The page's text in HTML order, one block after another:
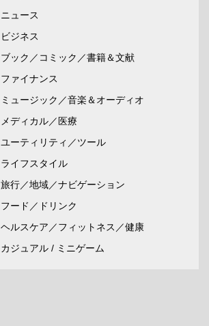
ニュース
ビジネス
ブック／コミック／書籍＆文献
ファイナンス
ミュージック／音楽＆オーディオ
メディカル／医療
ユーティリティ／ツール
ライフスタイル
旅行／地域／ナビゲーション
フード／ドリンク
ヘルスケア／フィットネス／健康
カジュアル / ミニゲーム